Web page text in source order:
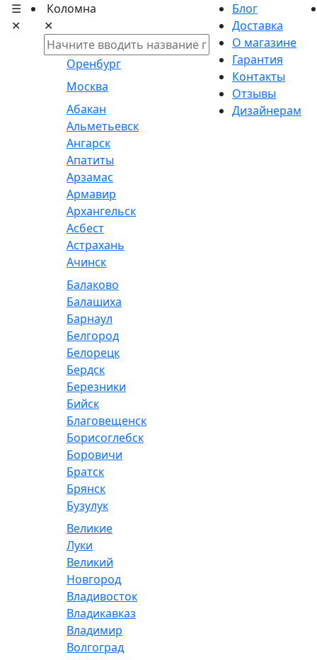
☰
✕
Коломна
✕
Оренбург
Москва
Абакан
Альметьевск
Ангарск
Апатиты
Арзамас
Армавир
Архангельск
Асбест
Астрахань
Ачинск
Балаково
Балашиха
Барнаул
Белгород
Белорецк
Бердск
Березники
Бийск
Благовещенск
Борисоглебск
Боровичи
Братск
Брянск
Бузулук
Великие
Луки
Великий
Новгород
Владивосток
Владикавказ
Владимир
Волгоград
Блог
Доставка
О магазине
Гарантия
Контакты
Отзывы
Дизайнерам